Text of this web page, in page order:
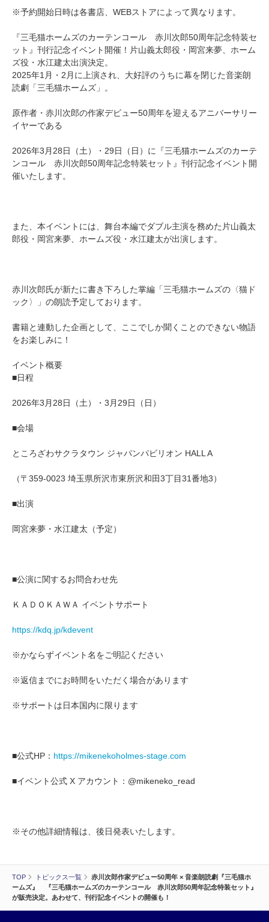
TOP トピックス一覧
赤川次郎作家デビュー50周年 × 音楽朗読劇『三毛猫ホ
ームズ』 『三毛猫ホームズのカーテンコール 赤川次郎50周年記念特装セット』
が販売決定。あわせて、刊行記念イベントの開催も！
※予約開始日時は各書店、WEBストアによって異なります。
『三毛猫ホームズのカーテンコール 赤川次郎50周年記念特装セ
ット』刊行記念イベント開催！片山義太郎役・岡宮来夢、ホーム
ズ役・水江建太出演決定。
2025年1月・2月に上演され、大好評のうちに幕を閉じた音楽朗
読劇「三毛猫ホームズ」。
原作者・赤川次郎の作家デビュー50周年を迎えるアニバーサリー
イヤーである
2026年3月28日（土）・29日（日）に『三毛猫ホームズのカーテ
ンコール 赤川次郎50周年記念特装セット』刊行記念イベント開
催いたします。
また、本イベントには、舞台本編でダブル主演を務めた片山義太
郎役・岡宮来夢、ホームズ役・水江建太が出演します。
赤川次郎氏が新たに書き下ろした掌編「三毛猫ホームズの〈猫ド
ック〉」の朗読予定しております。
書籍と連動した企画として、ここでしか聞くことのできない物語
をお楽しみに！
イベント概要
■日程
2026年3月28日（土）・3月29日（日）
■会場
ところざわサクラタウン ジャパンパビリオン HALL A
（〒359-0023 埼玉県所沢市東所沢和田3丁目31番地3）
■出演
岡宮来夢・水江建太（予定）
■公演に関するお問合わせ先
ＫＡＤＯＫＡＷＡ イベントサポート
https://kdq.jp/kdevent
※かならずイベント名をご明記ください
※返信までにお時間をいただく場合があります
※サポートは日本国内に限ります
■公式HP： https://mikenekoholmes-stage.com
■イベント公式 X アカウント：@mikeneko_read
※その他詳細情報は、後日発表いたします。